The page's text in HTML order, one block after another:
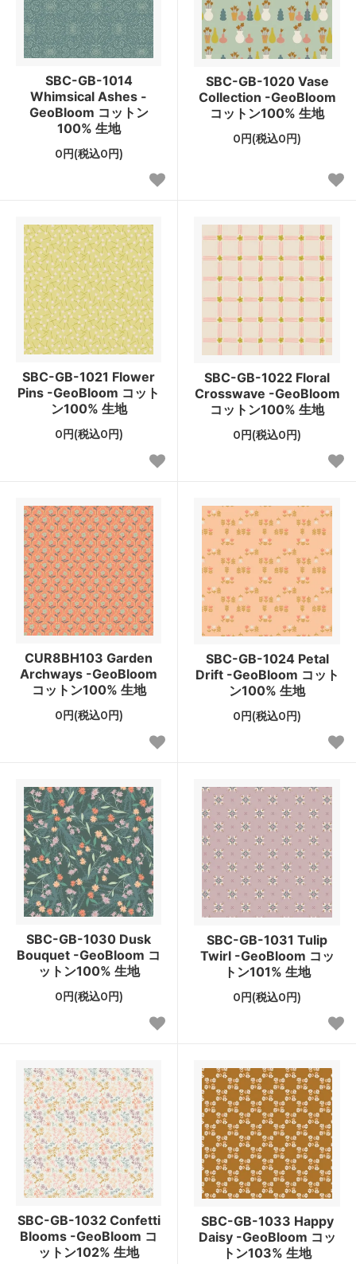
SBC-GB-1014
Whimsical Ashes -
GeoBloom コットン
100% 生地
0円(税込0円)
SBC-GB-1020 Vase
Collection -GeoBloom
コットン100% 生地
0円(税込0円)
SBC-GB-1021 Flower
Pins -GeoBloom コット
ン100% 生地
0円(税込0円)
SBC-GB-1022 Floral
Crosswave -GeoBloom
コットン100% 生地
0円(税込0円)
CUR8BH103 Garden
Archways -GeoBloom
コットン100% 生地
0円(税込0円)
SBC-GB-1024 Petal
Drift -GeoBloom コット
ン100% 生地
0円(税込0円)
SBC-GB-1030 Dusk
Bouquet -GeoBloom コ
ットン100% 生地
0円(税込0円)
SBC-GB-1031 Tulip
Twirl -GeoBloom コッ
トン101% 生地
0円(税込0円)
SBC-GB-1032 Confetti
Blooms -GeoBloom コ
ットン102% 生地
SBC-GB-1033 Happy
Daisy -GeoBloom コッ
トン103% 生地